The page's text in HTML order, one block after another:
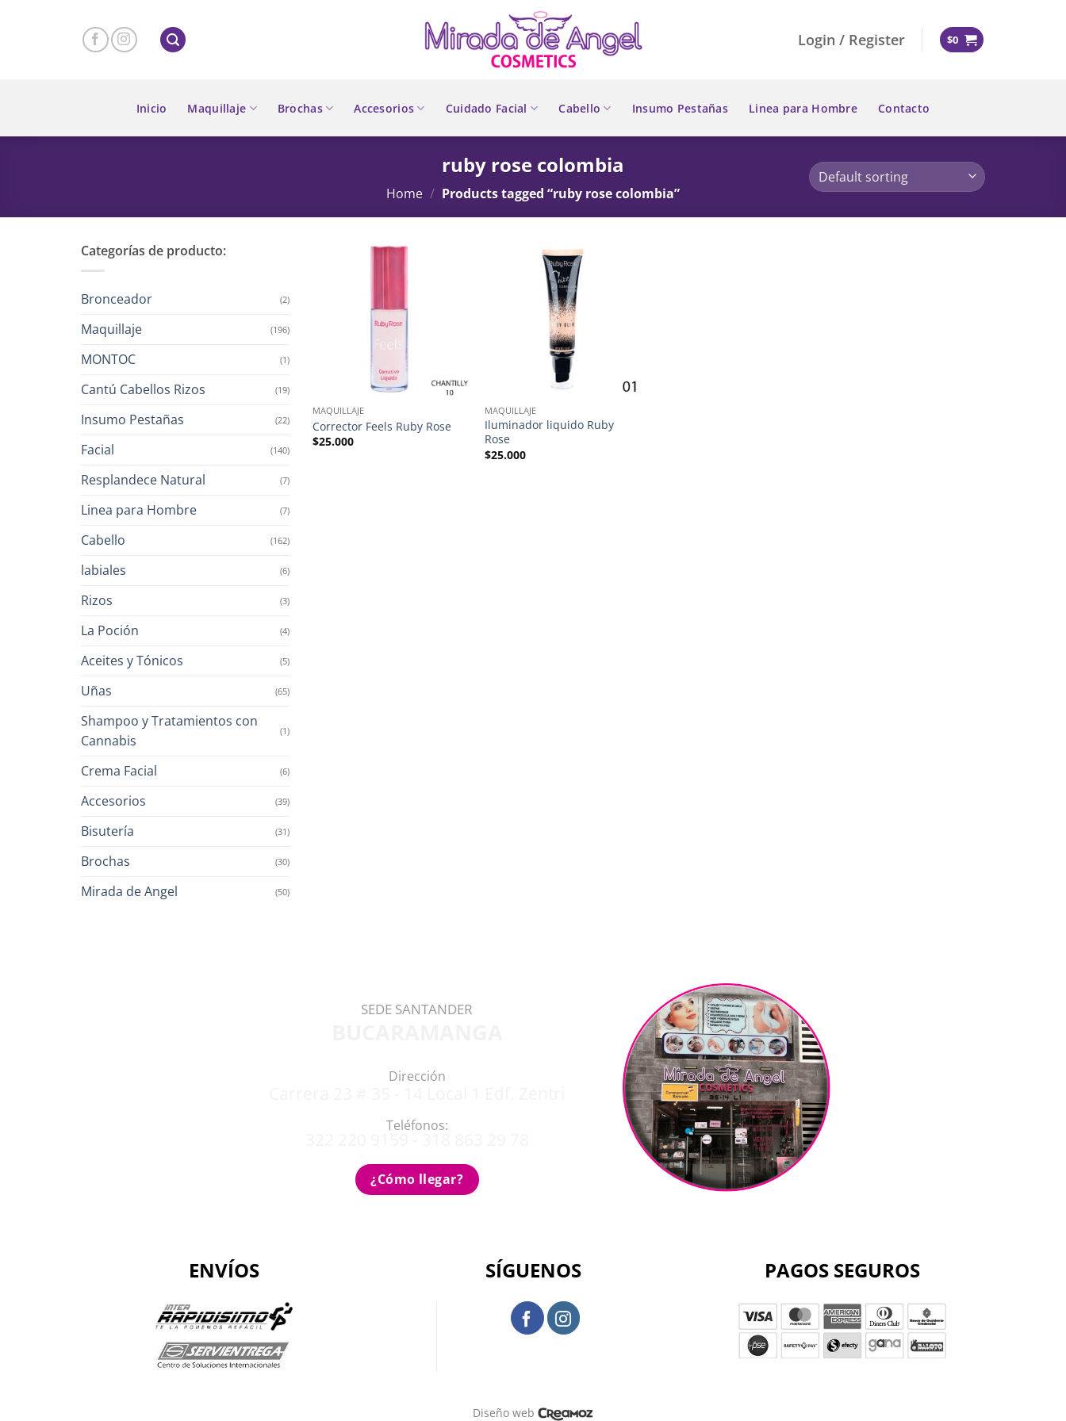
Login / Register $0
Inicio Maquillaje Brochas Accesorios Cuidado Facial Cabello Insumo Pestañas Linea para Hombre Contacto
ruby rose colombia
Home / Products tagged “ruby rose colombia”
Categorías de producto:
Bronceador (2)
Maquillaje (196)
MONTOC (1)
Cantú Cabellos Rizos (19)
Insumo Pestañas (22)
Facial (140)
Resplandece Natural (7)
Linea para Hombre (7)
Cabello (162)
labiales (6)
Rizos (3)
La Poción (4)
Aceites y Tónicos (5)
Uñas (65)
Shampoo y Tratamientos con
Cannabis
(1)
Crema Facial (6)
Accesorios (39)
Bisutería (31)
Brochas (30)
Mirada de Angel (50)
MAQUILLAJE
Corrector Feels Ruby Rose
$25.000
MAQUILLAJE
Iluminador liquido Ruby
Rose
$25.000
SEDE SANTANDER
Dirección
Teléfonos:
¿Cómo llegar?
ENVÍOS SÍGUENOS PAGOS SEGUROS
Diseño web